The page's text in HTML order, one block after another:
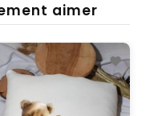
aimer